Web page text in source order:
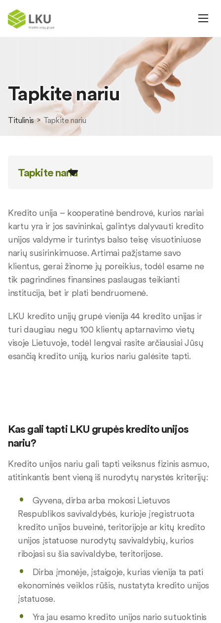
Tapkite nariu
Titulinis Tapkite nariu
Tapkite nariu
Kredito unija – kooperatinė bendrovė, kurios nariai
kartu yra ir jos savininkai, galintys dalyvauti kredito
unijos valdyme ir turintys balso teisę visuotiniuose
narių susirinkimuose. Artimai pažįstame savo
klientus, gerai žinome jų poreikius, todėl esame ne
tik pagrindines finansines paslaugas teikianti
institucija, bet ir plati bendruomenė.
LKU kredito unijų grupė vienija 44 kredito unijas ir
turi daugiau negu 100 klientų aptarnavimo vietų
visoje Lietuvoje, todėl lengvai rasite arčiausiai Jūsų
esančią kredito uniją, kurios nariu galėsite tapti.
Kas gali tapti LKU grupės kredito unijos
nariu?
Kredito unijos nariu gali tapti veiksnus fizinis asmuo,
atitinkantis bent vieną iš nurodytų narystės kriterijų:
Gyvena, dirba arba mokosi Lietuvos
Respublikos savivaldybės, kurioje įregistruota
kredito unijos buveinė, teritorijoje ar kitų kredito
unijos įstatuose nurodytų savivaldybių, kurios
ribojasi su šia savivaldybe, teritorijose.
Dirba įmonėje, įstaigoje, kurias vienija ta pati
ekonominės veiklos rūšis, nustatyta kredito unijos
įstatuose.
Yra jau esamo kredito unijos nario sutuoktinis